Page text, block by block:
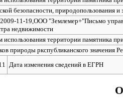
безопасности, природопользования
11-19,ООО "Землемер+"Письмо
недвижимости
территории памятника
природы ркспубликанского значения
Дата изменения сведений в ЕГРН